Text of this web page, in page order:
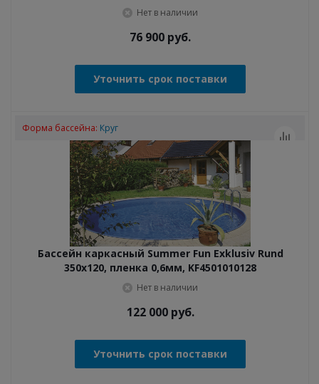
Нет в наличии
76 900 руб.
Уточнить срок поставки
Бассейн каркасный Summer Fun Exklusiv Rund
350x120, пленка 0,6мм, KF4501010128
Нет в наличии
Форма бассейна: Круг
122 000руб.
Уточнить срок поставки